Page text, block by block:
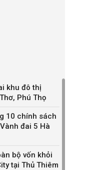
khu đô thị
Phú Thọ
10 chính sách
đai 5 Hà
bộ vốn khỏi
tại Thủ Thiêm